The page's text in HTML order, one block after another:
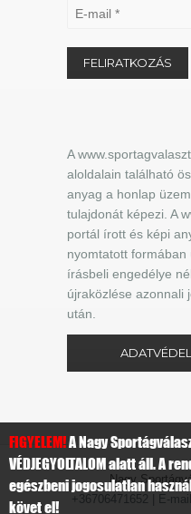
A
aloldalain található
anyag a honlap
tulajdonát képezi. A
portál írott és képi
nyomtatott
írásbeli engedélye
újraközlése azonnali
után.
Nagy
+36706471652 | E-
FIGYELEM!A Nagy
VÉDJEGYOLTALOM alatt áll. A
egészbeni jogosulatlan
követ el!